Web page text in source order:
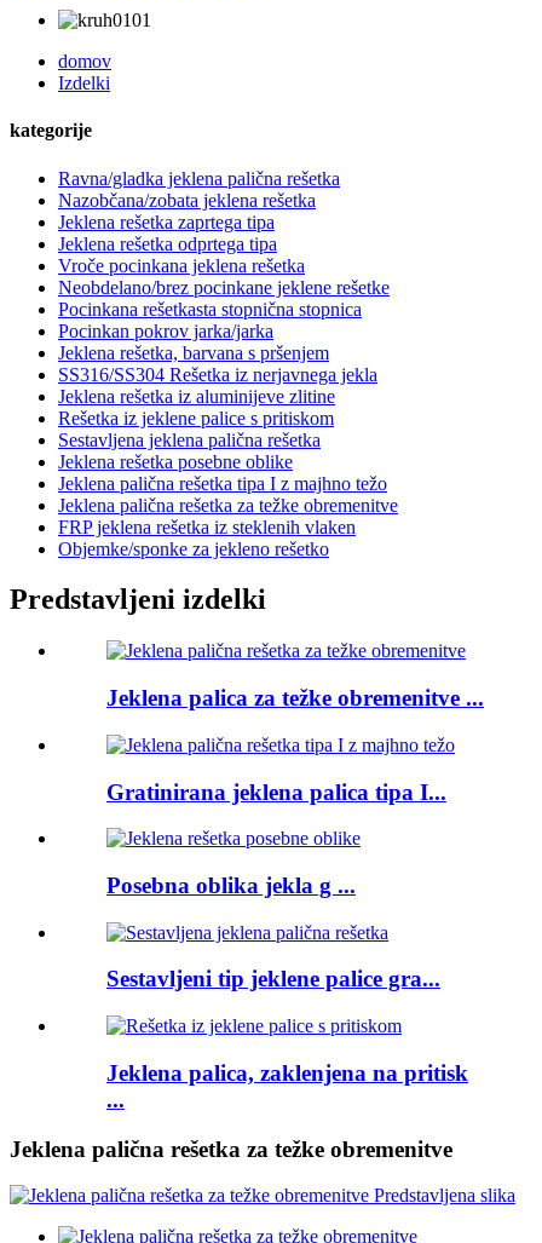
domov
Izdelki
kategorije
Ravna/gladka jeklena palična rešetka
Nazobčana/zobata jeklena rešetka
Jeklena rešetka zaprtega tipa
Jeklena rešetka odprtega tipa
Vroče pocinkana jeklena rešetka
Neobdelano/brez pocinkane jeklene rešetke
Pocinkana rešetkasta stopnična stopnica
Pocinkan pokrov jarka/jarka
Jeklena rešetka, barvana s pršenjem
SS316/SS304 Rešetka iz nerjavnega jekla
Jeklena rešetka iz aluminijeve zlitine
Rešetka iz jeklene palice s pritiskom
Sestavljena jeklena palična rešetka
Jeklena rešetka posebne oblike
Jeklena palična rešetka tipa I z majhno težo
Jeklena palična rešetka za težke obremenitve
FRP jeklena rešetka iz steklenih vlaken
Objemke/sponke za jekleno rešetko
Predstavljeni izdelki
Jeklena palica za težke obremenitve ...
Gratinirana jeklena palica tipa I...
Posebna oblika jekla g ...
Sestavljeni tip jeklene palice gra...
Jeklena palica, zaklenjena na pritisk
...
Jeklena palična rešetka za težke obremenitve